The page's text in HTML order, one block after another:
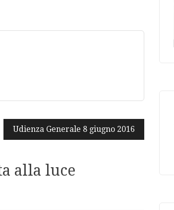
Udienza Generale 8 giugno 2016
alla luce